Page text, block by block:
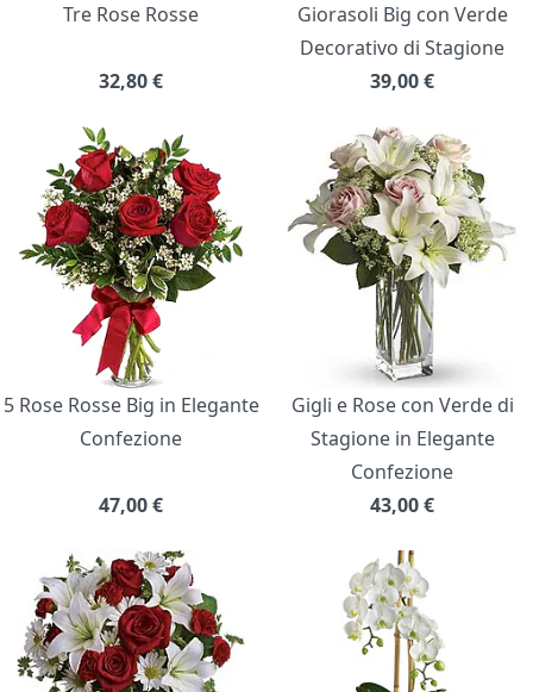
Tre Rose Rosse
32,80€
Giorasoli Big con Verde
Decorativo di Stagione
39,00€
5 Rose Rosse Big in Elegante
Confezione
47,00€
Gigli e Rose con Verde di
Stagione in Elegante
Confezione
43,00€